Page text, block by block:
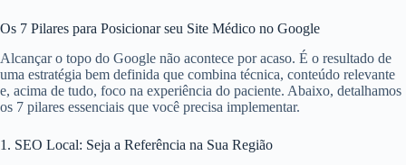
Os 7 Pilares para Posicionar seu Site Médico no Google
Alcançar o topo do Google não acontece por acaso. É o resultado de
uma estratégia bem definida que combina técnica, conteúdo relevante
e, acima de tudo, foco na experiência do paciente. Abaixo, detalhamos
os 7 pilares essenciais que você precisa implementar.
1. SEO Local: Seja a Referência na Sua Região